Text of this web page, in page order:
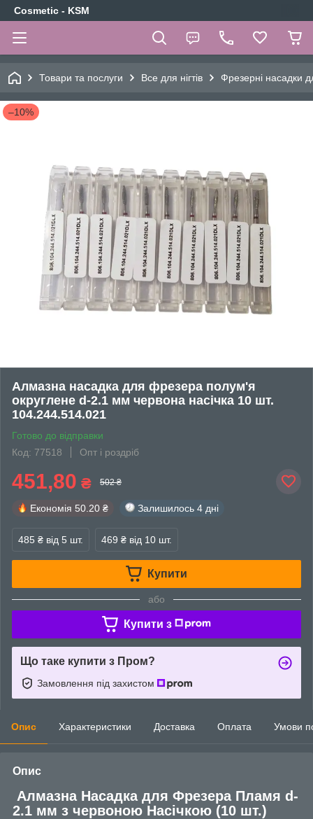
Cosmetic - KSM
Товари та послуги Все для нігтів Фрезерні насадки
–10%
Алмазна насадка для фрезера полум'я
округлене d-2.1 мм червона насічка 10 шт.
104.244.514.021
Готово до відправки
Код: 77518
Опт і роздріб
451,80 ₴ 502 ₴
Економія 50.20 ₴ Залишилось 4 дні
485 ₴ від 5 шт. 469 ₴ від 10 шт.
Купити
або
Купити з
Що таке купити з Пром?
Замовлення під захистом
Опис Характеристики Доставка Оплата Умови
Опис
Алмазна Насадка для Фрезера Пламя d-
2.1 мм з червоною Насічкою (10 шт.)